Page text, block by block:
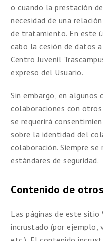
o cuando la prestación
necesidad de una
de tratamiento. En este
cabo la cesión de datos
Centro Juvenil
expreso del Usuario.
Sin embargo, en algunos
colaboraciones con
se requerirá
sobre la identidad del
colaboración. Siempre
estándares de seguridad.
Contenido de
Las páginas de este sitio
incrustado (por ejemplo,